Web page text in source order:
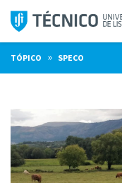
Saltar
para
o
conteúdo
TÓPICO » SPECO